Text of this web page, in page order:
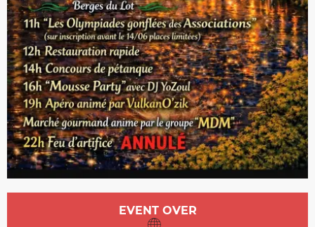
Opening hours & contact details
EVENT OVER